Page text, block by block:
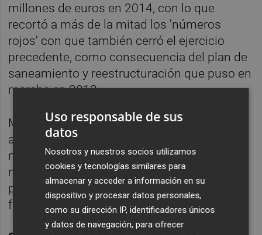
millones de euros en 2014, con lo que
recortó a más de la mitad los 'números
rojos' con que también cerró el ejercicio
precedente, como consecuencia del plan de
saneamiento y reestructuración que puso en
marcha en 2013.
Mientras, la siderúrgica Arcelor volvió a
adentrarse en pérdidas, si bien las rebajó a
más de la mitad sus pérdidas, hasta 950
millones. Por su parte, Indra registró
pérdidas netas de 92 millones en 2014,
frente al beneficio de 116 millones de 2013.
Uso responsable de sus
datos
Nosotros y nuestros socios utilizamos
cookies y tecnologías similares para
almacenar y acceder a información en su
dispositivo y procesar datos personales,
como su dirección IP, identificadores únicos
y datos de navegación, para ofrecer